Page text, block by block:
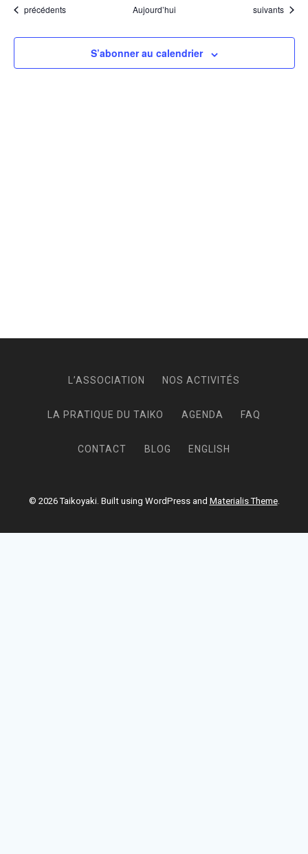
Évènements
précédents Aujourd’hui Évènements
suivants
S’abonner au calendrier
L’ASSOCIATION NOS ACTIVITÉS
LA PRATIQUE DU TAIKO AGENDA FAQ
CONTACT BLOG ENGLISH
© 2026 Taikoyaki. Built using WordPress and Materialis Theme.